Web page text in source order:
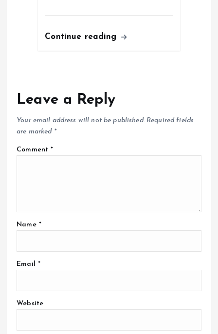
Continue reading
Leave a Reply
Your email address will not be published. Required fields
are marked *
Comment*
Name *
Email *
Website